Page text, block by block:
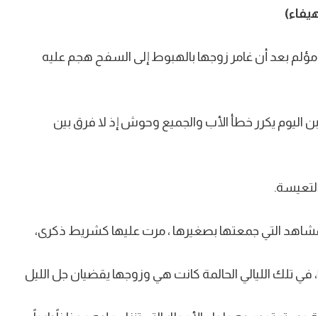
بعد أن غامر زوجها بالهبوط إلى السفح هجم عليه
اليوم يكرر خطأ الأب والجميع وحوش إذ لا فرق بين
التي جمعتها بصغيرها ، مرت عليها كشريط ذكرى،
في تلك الليالي الحالمة كانت هي وزوجها يقضيان جل الليل